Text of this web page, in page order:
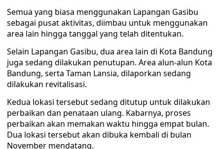
Semua yang biasa menggunakan Lapangan Gasibu
sebagai pusat aktivitas, diimbau untuk menggunakan
area lain hingga tanggal yang telah ditentukan.
Selain Lapangan Gasibu, dua area lain di Kota Bandung
juga sedang dilakukan penutupan. Area alun-alun Kota
Bandung, serta Taman Lansia, dilaporkan sedang
dilakukan revitalisasi.
Kedua lokasi tersebut sedang ditutup untuk dilakukan
perbaikan dan penataan ulang. Kabarnya, proses
perbaikan akan memakan waktu hingga empat bulan.
Dua lokasi tersebut akan dibuka kembali di bulan
November mendatang.